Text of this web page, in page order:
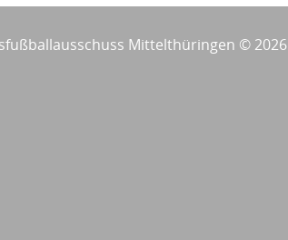
Mittelthüringen © 2026